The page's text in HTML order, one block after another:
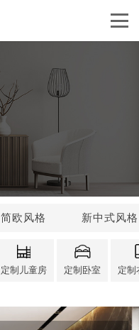
简欧风格 新中式风格
定制儿童房 定制卧室 定制